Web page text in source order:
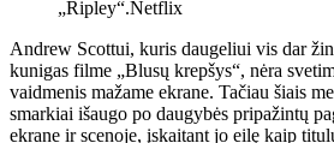
„Ripley“.Netflix
Andrew Scottui, kuris daugeliui vis dar
kunigas filme „Blusų krepšys“, nėra
vaidmenis mažame ekrane. Tačiau šiais
smarkiai išaugo po daugybės pripažintų
ekrane ir scenoje, įskaitant jo eilę kaip